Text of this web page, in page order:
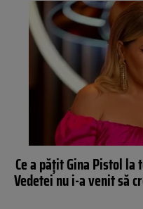
Ce a pățit Gina Pistol
Vedetei nu i-a venit să